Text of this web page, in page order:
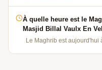
À quelle heure est le
Masjid Billal Vaulx En
Le Maghrib est aujourd'hui